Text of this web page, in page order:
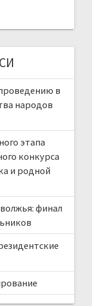
в
народов
этапа
конкурса
и родной
финал